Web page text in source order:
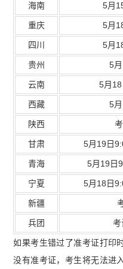
海南 5月
重庆 5月
四川 5月
贵州 5
云南 5月
西藏 5
陕西
甘肃 5月19日
青海 5月19日
宁夏 5月18日
新疆
兵团 考
如果考生错过了准考证打印
没有准考证，考生将无法进